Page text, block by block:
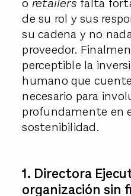
de su rol y sus
su cadena y no
proveedor.
perceptible la
humano que
necesario para
profundamente en
sostenibilidad.
1. Directora
organización sin